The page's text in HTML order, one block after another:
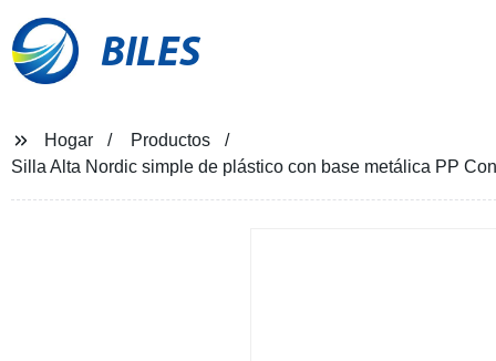
BILES
Hogar
Productos
Silla Alta Nordic simple de plástico con base metálica PP